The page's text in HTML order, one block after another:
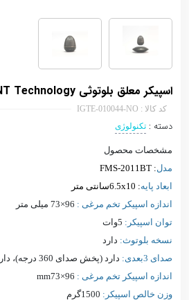
اسپیکر معلق بلوتوثی HCNT Technology
کد کالا : IGTE-010044-NO
دسته : تکنولوژی
مشخصات محصول
مدل: FMS-2011BT
ابعاد پایه: 6.5x10سانتی متر
اندازه اسپیکر تخم مرغی : 96×73 میلی متر
توان اسپیکر:
نسخه بلوتوث: دارد
صدای 3بعدی:
دارد (پخش صدای 360 درجه)، دارای میکروفون
اندازه اسپیکر تخم مرغی : 96×mm73
وزن خالص اسپیکر: